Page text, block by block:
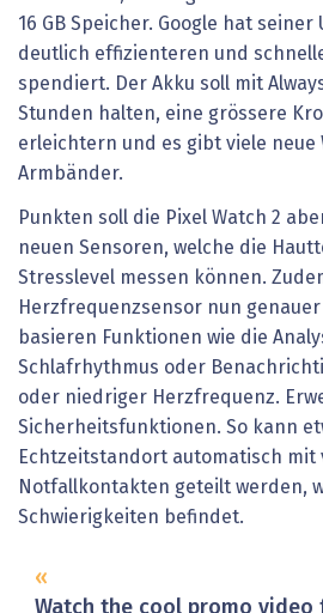
16 GB Speicher. Google hat
deutlich effizienteren und
spendiert. Der Akku soll mit
Stunden halten, eine grössere
erleichtern und es gibt viele neue
Armbänder.
Punkten soll die Pixel Watch 2
neuen Sensoren, welche die
Stresslevel messen können.
Herzfrequenzsensor nun
basieren Funktionen wie die
Schlafrhythmus oder
oder niedriger Herzfrequenz.
Sicherheitsfunktionen. So kann
Echtzeitstandort automatisch mit
Notfallkontakten geteilt werden,
Schwierigkeiten befindet.
Watch the cool promo video